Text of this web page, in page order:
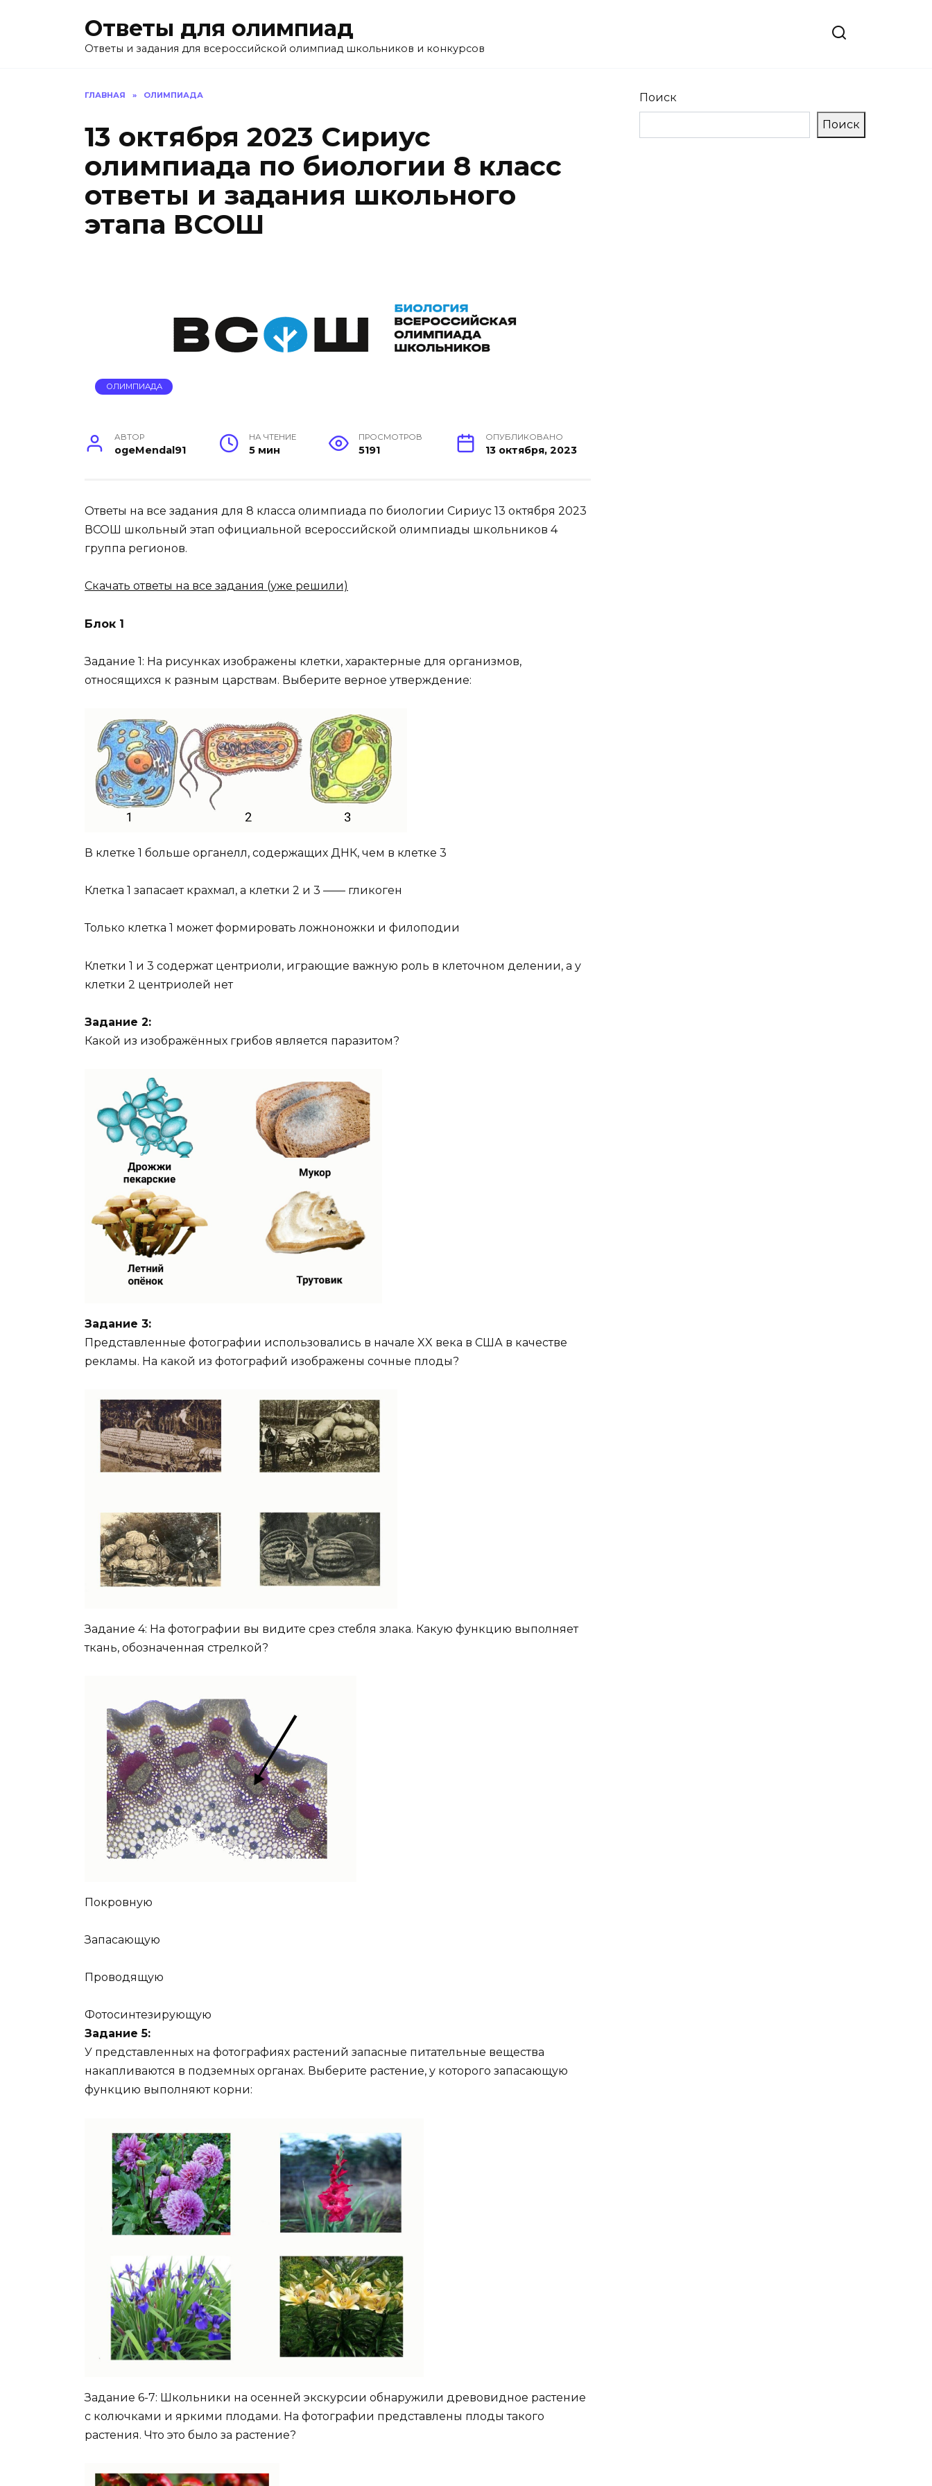
Ответы для олимпиад
Ответы и задания для всероссийской олимпиад школьников и конкурсов
ГЛАВНАЯ » ОЛИМПИАДА
13 октября 2023 Сириус
олимпиада по биологии 8 класс
ответы и задания школьного
этапа ВСОШ
ОЛИМПИАДА
АВТОР
ogeMendal91
НА ЧТЕНИЕ
5 мин
ПРОСМОТРОВ
5191
ОПУБЛИКОВАНО
13 октября, 2023
Ответы на все задания для 8 класса олимпиада по биологии Сириус 13 октября 2023
ВСОШ школьный этап официальной всероссийской олимпиады школьников 4
группа регионов.
Скачать ответы на все задания (уже решили)
Блок 1
Задание 1: На рисунках изображены клетки, характерные для организмов,
относящихся к разным царствам. Выберите верное утверждение:
В клетке 1 больше органелл, содержащих ДНК, чем в клетке 3
Клетка 1 запасает крахмал, а клетки 2 и 3 —— гликоген
Только клетка 1 может формировать ложноножки и филоподии
Клетки 1 и 3 содержат центриоли, играющие важную роль в клеточном делении, а у
клетки 2 центриолей нет
Задание 2:
Какой из изображённых грибов является паразитом?
Задание 3:
Представленные фотографии использовались в начале XX века в США в качестве
рекламы. На какой из фотографий изображены сочные плоды?
Задание 4: На фотографии вы видите срез стебля злака. Какую функцию выполняет
ткань, обозначенная стрелкой?
Покровную
Запасающую
Проводящую
Фотосинтезирующую
Задание 5:
У представленных на фотографиях растений запасные питательные вещества
накапливаются в подземных органах. Выберите растение, у которого запасающую
функцию выполняют корни:
Задание 6-7: Школьники на осенней экскурсии обнаружили древовидное растение
с колючками и яркими плодами. На фотографии представлены плоды такого
растения. Что это было за растение?
Поиск
Поиск